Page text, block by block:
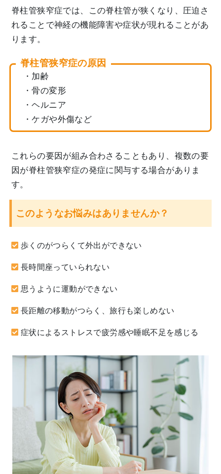
脊柱管狭窄症では、この脊柱管が狭くなり、圧迫さ
れることで神経の機能障害や症状が現れることがあ
ります。
脊柱管狭窄症の原因
・加齢
・骨の変形
・ヘルニア
・ケガや外傷など
これらの要因が組み合わさることもあり、複数の要
因が脊柱管狭窄症の発症に関与する場合がありま
す。
このようなお悩みはありませんか？
歩くのがつらくて外出ができない
長時間座っていられない
思うように運動ができない
長距離の移動がつらく、旅行も楽しめない
症状によるストレスで疲労感や睡眠不足を感じる